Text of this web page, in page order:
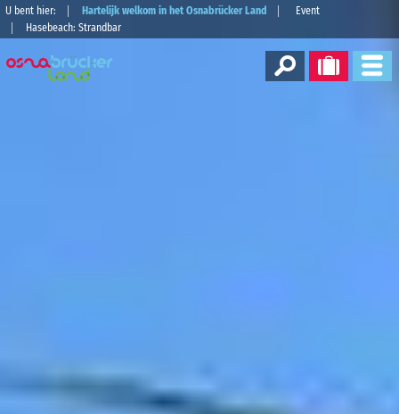
U bent hier: Hartelijk welkom in het Osnabrücker Land
Event
Hasebeach: Strandbar